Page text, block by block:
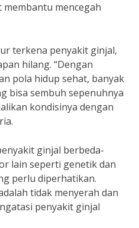
mencegah
terkena penyakit ginjal,
hilang. “Dengan
pola hidup sehat, banyak
bisa sembuh sepenuhnya
kondisinya dengan
ginjal berbeda-
lain seperti genetik dan
perlu diperhatikan.
tidak menyerah dan
penyakit ginjal